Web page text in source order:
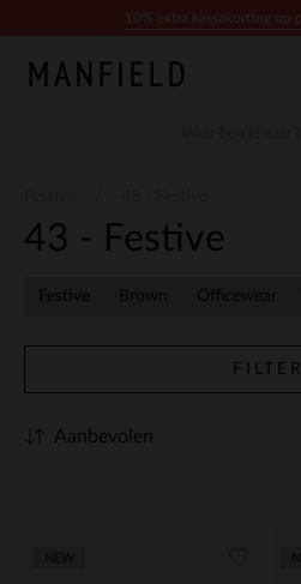
43 - Festive
Festive Brown Officewear
FILTER
Aanbevolen